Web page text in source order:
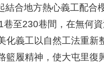
結合地方熱心義工配合
巷至230巷間，在無何
化義工以自然工法重新
籃履精神，使大屯里復